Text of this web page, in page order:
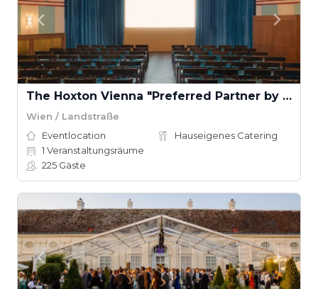
The Hoxton Vienna "Preferred Partner by Accor"
Wien / Landstraße
Eventlocation
Hauseigenes Catering
1 Veranstaltungsräume
225 Gäste